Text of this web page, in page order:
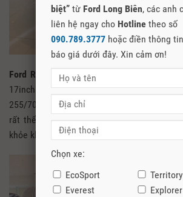
Ford Ranger XLS 2021
được trang bị
17inch với logo Ford nổi bật ở vị trí trung
255/70R17. Phần hông xe được trang bị 2
rất thể thao. Gương chiếu hậu xe được
khỏe khoắn được trang bị hệ thống điều
biệt” từ Ford Long Biên, các anh
liên hệ ngay cho Hotline theo số
090.789.3777 hoặc điền thông
báo giá dưới đây. Xin cảm ơn!
Chọn xe:
EcoSport
Territory
Everest
Explorer